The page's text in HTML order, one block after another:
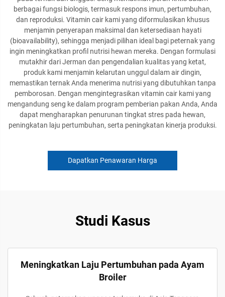
berbagai fungsi biologis, termasuk respons imun, pertumbuhan,
dan reproduksi. Vitamin cair kami yang diformulasikan khusus
menjamin penyerapan maksimal dan ketersediaan hayati
(bioavailability), sehingga menjadi pilihan ideal bagi peternak yang
ingin meningkatkan profil nutrisi hewan mereka. Dengan formulasi
mutakhir dari Jerman dan pengendalian kualitas yang ketat,
produk kami menjamin kelarutan unggul dalam air dingin,
memastikan ternak Anda menerima nutrisi yang dibutuhkan tanpa
pemborosan. Dengan mengintegrasikan vitamin cair kami yang
mengandung seng ke dalam program pemberian pakan Anda, Anda
dapat mengharapkan penurunan tingkat stres pada hewan,
peningkatan laju pertumbuhan, serta peningkatan kinerja produksi.
Dapatkan Penawaran Harga
Studi Kasus
Meningkatkan Laju Pertumbuhan pada Ayam
Broiler